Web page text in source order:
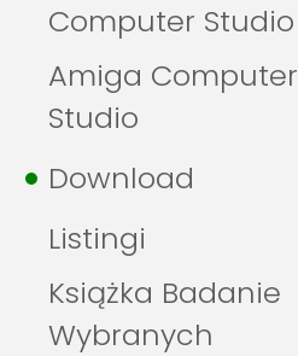
Computer Studio
Amiga Computer
Studio
Download
Listingi
Książka Badanie
Wybranych